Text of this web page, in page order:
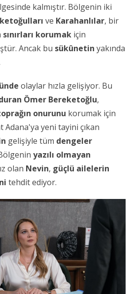
kalmıştır. Bölgenin iki
ve Karahanlılar, bir
sınırları korumak için
Ancak bu sükûnetin yakında
olaylar hızla gelişiyor. Bu
Ömer Bereketoğlu,
onurunu korumak için
Adana'ya yeni tayini çıkan
gelişiyle tüm dengeler
yazılı olmayan
olan Nevin, güçlü ailelerin
tehdit ediyor.